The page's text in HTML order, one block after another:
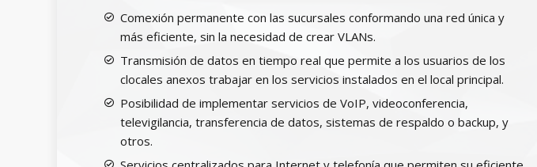
Comexión permanente con las sucursales conformando una red única y
más eficiente, sin la necesidad de crear VLANs.
Transmisión de datos en tiempo real que permite a los usuarios de los
clocales anexos trabajar en los servicios instalados en el local principal.
Posibilidad de implementar servicios de VoIP, videoconferencia,
televigilancia, transferencia de datos, sistemas de respaldo o backup, y
otros.